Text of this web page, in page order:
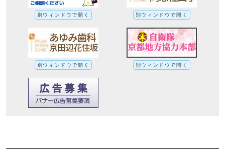
別ウィンドウで開く 別ウィンドウで開く
別ウィンドウで開く 別ウィンドウで開く